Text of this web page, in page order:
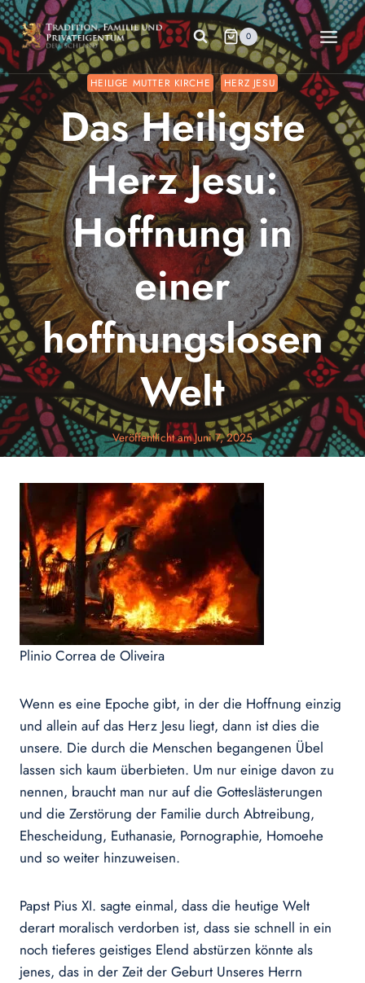
Zum
Inhalt
springen
0
HEILIGE MUTTER KIRCHE HERZ JESU
Das Heiligste
Herz Jesu:
Hoffnung in
einer
hoffnungslosen
Welt
Veröffentlicht amJuni 7, 2025
Plinio Correa de Oliveira
Wenn es eine Epoche gibt, in der die Hoffnung einzig
und allein auf das Herz Jesu liegt, dann ist dies die
unsere. Die durch die Menschen begangenen Übel
lassen sich kaum überbieten. Um nur einige davon zu
nennen, braucht man nur auf die Gotteslästerungen
und die Zerstörung der Familie durch Abtreibung,
Ehescheidung, Euthanasie, Pornographie, Homoehe
und so weiter hinzuweisen.
Papst Pius XI. sagte einmal, dass die heutige Welt
derart moralisch verdorben ist, dass sie schnell in ein
noch tieferes geistiges Elend abstürzen könnte als
jenes, das in der Zeit der Geburt Unseres Herrn